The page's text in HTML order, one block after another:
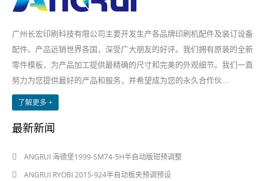
广州长宏印刷科技有限公司主要开发生产各品牌印刷机配件及装订设备
配件。产品远销世界各国，深受广大朋友的好评。我们拥有原装的全新
零件模板，为产品加工提供最精确的尺寸和完美的外观细节。我们一直
努力为您提供最好的产品和服务，并希望成为您的永久合作伙...
了解更多 +
最新新闻
ANGRUI 海德堡1999-SM74-5H半自动版钳预调整
ANGRUI RYOBI 2015-924半自动板夹预调预设